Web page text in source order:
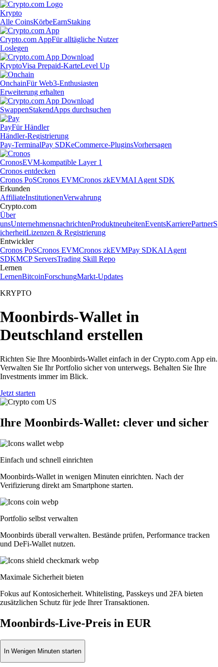
Krypto
Alle CoinsKörbeEarnStaking
Crypto.com AppFür alltägliche Nutzer
Loslegen
KryptoVisa Prepaid-KarteLevel Up
OnchainFür Web3-Enthusiasten
Erweiterung erhalten
SwappenStakendApps durchsuchen
PayFür Händler
Händler-Registrierung
Pay-TerminalPay SDKeCommerce-PluginsVorhersagen
CronosEVM-kompatible Layer 1
Cronos entdecken
Cronos PoSCronos EVMCronos zkEVMAI Agent SDK
Erkunden
AffiliateInstitutionenVerwahrung
Crypto.com
Über
unsUnternehmensnachrichtenProduktneuheitenEventsKarrierePartnerS
icherheitLizenzen & Registrierung
Entwickler
Cronos PoSCronos EVMCronos zkEVMPay SDKAI Agent
SDKMCP ServersTrading Skill Repo
Lernen
LernenBitcoinForschungMarkt-Updates
KRYPTO
Moonbirds-Wallet in
Deutschland erstellen
Richten Sie Ihre Moonbirds-Wallet einfach in der Crypto.com App ein.
Verwalten Sie Ihr Portfolio sicher von unterwegs. Behalten Sie Ihre
Investments immer im Blick.
Jetzt starten
Ihre Moonbirds-Wallet: clever und sicher
Einfach und schnell einrichten
Moonbirds-Wallet in wenigen Minuten einrichten. Nach der
Verifizierung direkt am Smartphone starten.
Portfolio selbst verwalten
Moonbirds überall verwalten. Bestände prüfen, Performance tracken
und DeFi-Wallet nutzen.
Maximale Sicherheit bieten
Fokus auf Kontosicherheit. Whitelisting, Passkeys und 2FA bieten
zusätzlichen Schutz für jede Ihrer Transaktionen.
Moonbirds-Live-Preis in EUR
In Wenigen Minuten starten